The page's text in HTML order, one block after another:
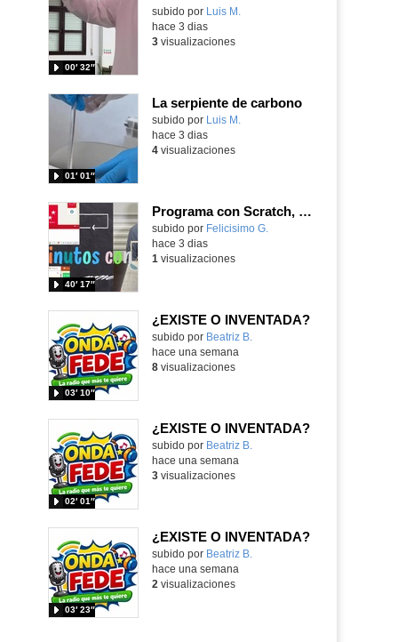
Contenido educativo.
subido por Luis M.
00′ 32″
hace 3 dias
3visualizaciones
La serpiente de carbono
Contenido educativo.
subido por Luis M.
01′ 01″
hace 3 dias
4visualizaciones
Programa con Scratch, 8 diferentes juegos para vivir la emoción de los partidos de España en el mundial 2026
Contenido educativo.
subido por Felicisimo G.
40′ 17″
hace 3 dias
1 visualizaciones
¿EXISTE O INVENTADA?
Contenido educativo.
subido por Beatriz B.
03′ 10″
hace una semana
8visualizaciones
¿EXISTE O INVENTADA?
Contenido educativo.
subido por Beatriz B.
02′ 01″
hace una semana
3visualizaciones
¿EXISTE O INVENTADA?
Contenido educativo.
subido por Beatriz B.
03′ 23″
hace una semana
2 visualizaciones